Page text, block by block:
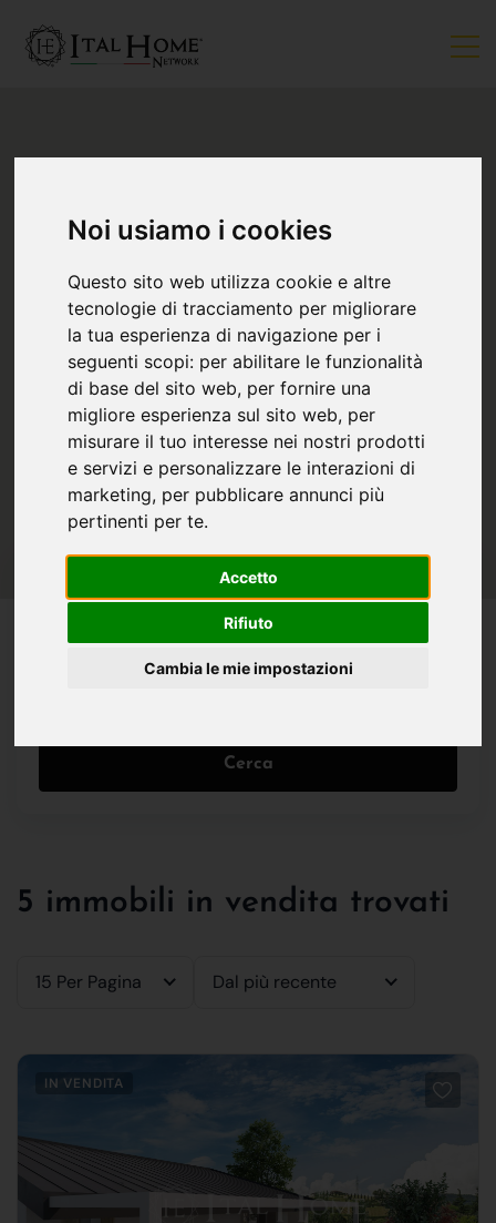
Noi usiamo i cookies
Questo sito web utilizza cookie e altre
tecnologie di tracciamento per migliorare
la tua esperienza di navigazione per i
seguenti scopi: per abilitare le funzionalità
di base del sito web, per fornire una
migliore esperienza sul sito web, per
misurare il tuo interesse nei nostri prodotti
e servizi e personalizzare le interazioni di
marketing, per pubblicare annunci più
pertinenti per te.
Accetto
Rifiuto
Cambia le mie impostazioni
2
IN VENDITA
Tutte le Tipologie
Cerca
5 immobili in vendita trovati
15 Per Pagina Dal più recente
IN VENDITA